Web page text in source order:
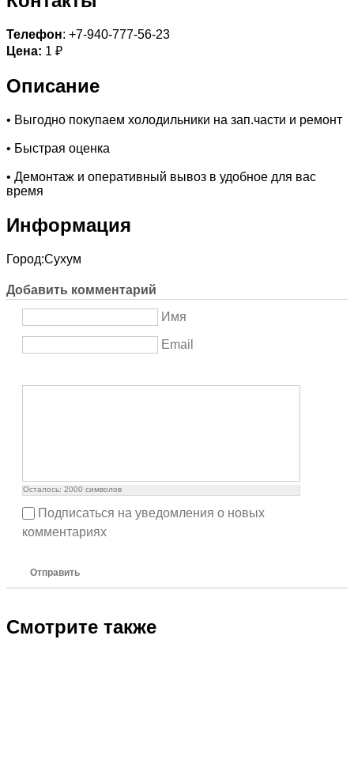
Телефон: +7-940-777-56-23
Цена: 1 ₽
Описание
• Выгодно покупаем холодильники на зап.части и ремонт
• Быстрая оценка
• Демонтаж и оперативный вывоз в удобное для вас
время
Информация
Город:Сухум
Добавить комментарий
Имя
Email
Осталось: 2000 символов
Подписаться на уведомления о новых
комментариях
Отправить
Смотрите также